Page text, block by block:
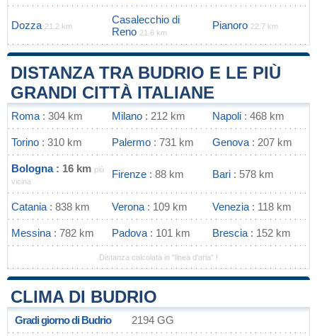
Dozza 21.2 km
Casalecchio di
Reno 21.6 km
Pianoro 22.7 km
DISTANZA TRA BUDRIO E LE PIÙ
GRANDI CITTÀ ITALIANE
Roma : 304 km Milano : 212 km Napoli : 468 km
Torino : 310 km Palermo : 731 km Genova : 207 km
Bologna: 16 km più
vicina
Firenze : 88 km Bari : 578 km
Catania : 838 km Verona : 109 km Venezia : 118 km
Messina : 782 km Padova : 101 km Brescia : 152 km
Distanza calcolata in "linea d'aria" !
CLIMA DI BUDRIO
Gradi giorno di Budrio 2194 GG